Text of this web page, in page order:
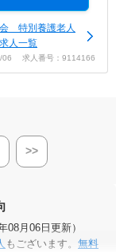
特別養護老人
人一覧
06 求人番号：9114166
>>
月06日更新）
もございます。 無料